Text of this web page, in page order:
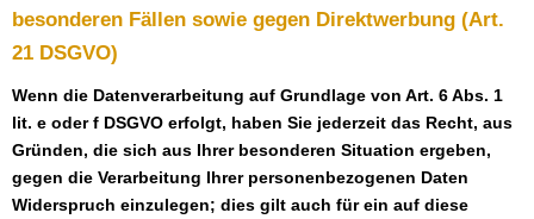
besonderen Fällen sowie gegen Direktwerbung (Art.
21 DSGVO)
Wenn die Datenverarbeitung auf Grundlage von Art. 6 Abs. 1
lit. e oder f DSGVO erfolgt, haben Sie jederzeit das Recht, aus
Gründen, die sich aus Ihrer besonderen Situation ergeben,
gegen die Verarbeitung Ihrer personenbezogenen Daten
Widerspruch einzulegen; dies gilt auch für ein auf diese